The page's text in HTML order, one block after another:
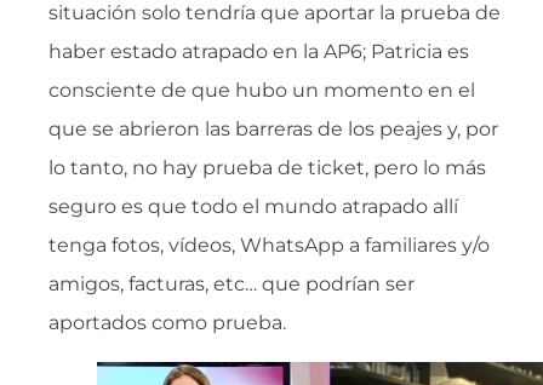
situación solo tendría que aportar la prueba de
haber estado atrapado en la AP6; Patricia es
consciente de que hubo un momento en el
que se abrieron las barreras de los peajes y, por
lo tanto, no hay prueba de ticket, pero lo más
seguro es que todo el mundo atrapado allí
tenga fotos, vídeos, WhatsApp a familiares y/o
amigos, facturas, etc… que podrían ser
aportados como prueba.